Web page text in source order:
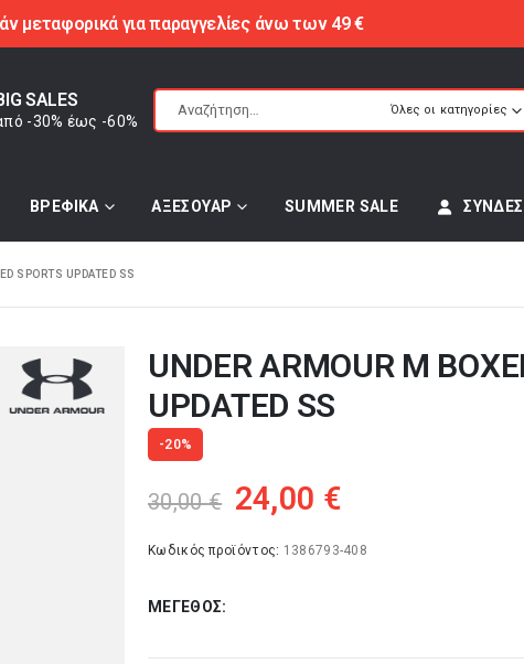
μεταφορικά για παραγγελίες άνω των 49 €
SALES
-30% έως -60%
Όλες οι κατηγορίες
ΒΡΕΦΙΚΑ ΑΞΕΣΟΥΑΡ SUMMER SALE
SPORTS UPDATED SS
UNDER ARMOUR M
UPDATED SS
-20%
30,00€ Original
price
was:
24,00 €Η
τιμή
Κωδικός προϊόντος: 1386793-408
ΜΈΓΕΘΟΣ